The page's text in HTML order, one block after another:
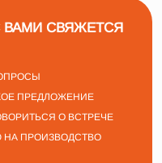
ВАМИ СВЯЖЕТСЯ
ПРЕДЛОЖЕНИЕ
О ВСТРЕЧЕ
НА ПРОИЗВОДСТВО